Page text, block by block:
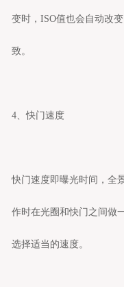
变时，ISO值也会自动改
致。
4、快门速度
快门速度即曝光时间，全
作时在光圈和快门之间做
选择适当的速度。